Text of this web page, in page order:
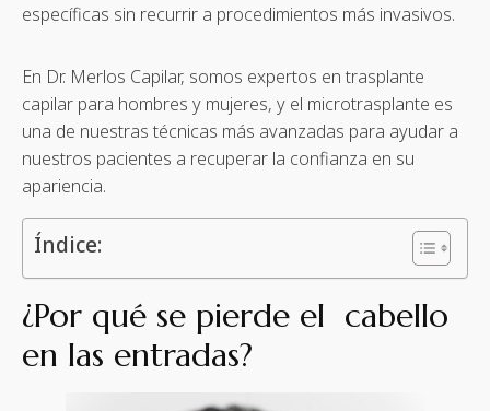
específicas sin recurrir a procedimientos más invasivos.
En Dr. Merlos Capilar, somos expertos en trasplante
capilar para hombres y mujeres, y el microtrasplante es
una de nuestras técnicas más avanzadas para ayudar a
nuestros pacientes a recuperar la confianza en su
apariencia.
Índice:
¿Por qué se pierde el cabello
en las entradas?